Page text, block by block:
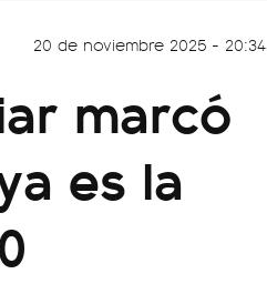
20 de noviembre 2025 - 20:34
marcó
es la